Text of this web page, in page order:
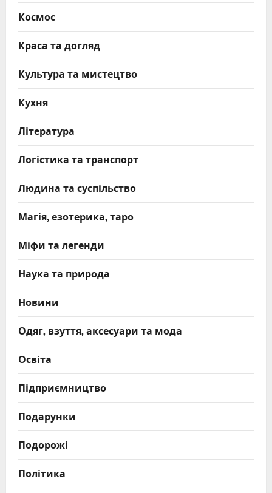
Космос
Краса та догляд
Культура та мистецтво
Кухня
Література
Логістика та транспорт
Людина та суспільство
Магія, езотерика, таро
Міфи та легенди
Наука та природа
Новини
Одяг, взуття, аксесуари та мода
Освіта
Підприємництво
Подарунки
Подорожі
Політика